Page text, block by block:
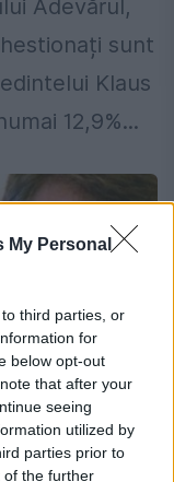
My Personal
third parties, or
for
below opt-out
that after your
seeing
utilized by
parties prior to
of the further
Adevărul,
sunt
Klaus
12,9%...